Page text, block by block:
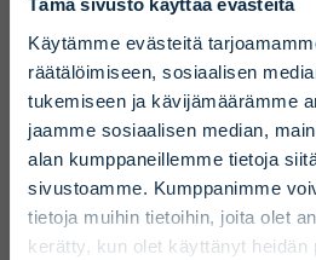
Tämä sivusto käyttää evästeitä
Käytämme evästeitä
räätälöimiseen, sosiaalisen
tukemiseen ja kävijämäärämme
jaamme sosiaalisen median,
alan kumppaneillemme tietoja
sivustoamme. Kumppanimme
tietoja muihin tietoihin, joita olet
kerätty, kun olet käyttänyt heidän
To ensure we serve you
relevant information
language, country and
Select country